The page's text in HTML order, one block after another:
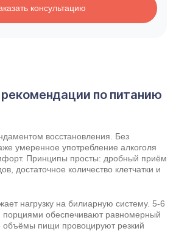
консультацию
по питанию
восстановления. Без
умеренное употребление алкоголя
Принципы просты: дробный приём
достаточное количество клетчатки и
нагрузку на билиарную систему. 5-6
обеспечивают равномерный
объёмы пищи провоцируют резкий